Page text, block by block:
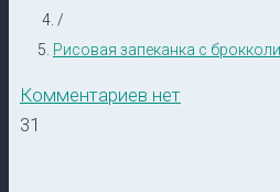
/
Рисовая запеканка с брокколи
Комментариев нет
31